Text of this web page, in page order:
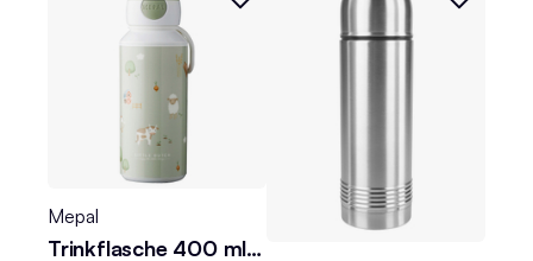
Mepal
Trinkflasche 400 ml CAMPUS